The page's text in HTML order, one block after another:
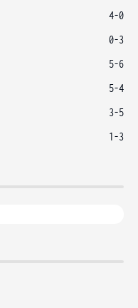
4-0
0-3
5-6
5-4
3-5
1-3